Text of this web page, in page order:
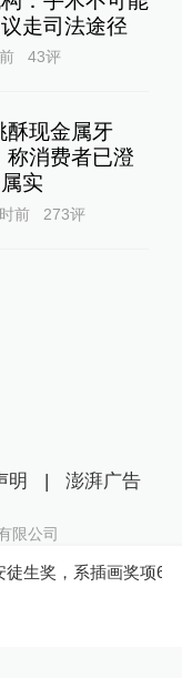
走司法途径
43评
酥现金属牙
称消费者已澄
实
前 273评
奖，系插画奖项60
明 | 澎湃广告
限公司
14003370号
号